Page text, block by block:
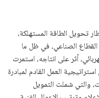
تحويل الطاقة المستهلكة،
الصناعي، في ظل ما
أثر على انتاجه، استمرت
العمل القادم لمبادرة
والتي شملت التمويل